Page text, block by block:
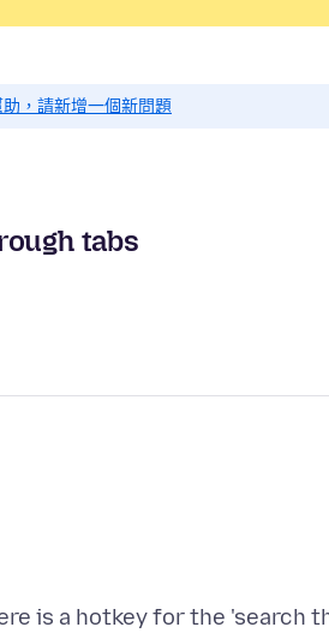
，請新增一個新問題
tabs
is a hotkey for the 'search